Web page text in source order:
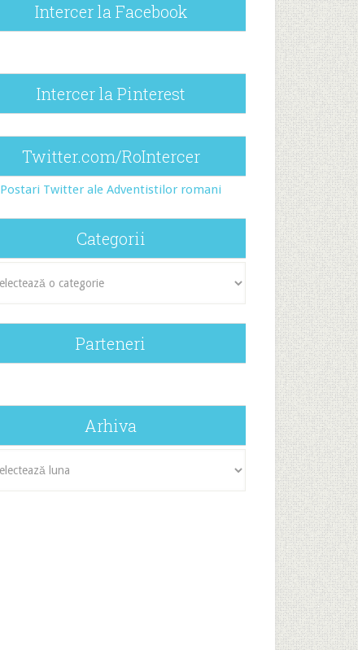
Intercer la Facebook
Intercer la Pinterest
Twitter.com/RoIntercer
Postari Twitter ale Adventistilor romani
Categorii
Parteneri
Arhiva